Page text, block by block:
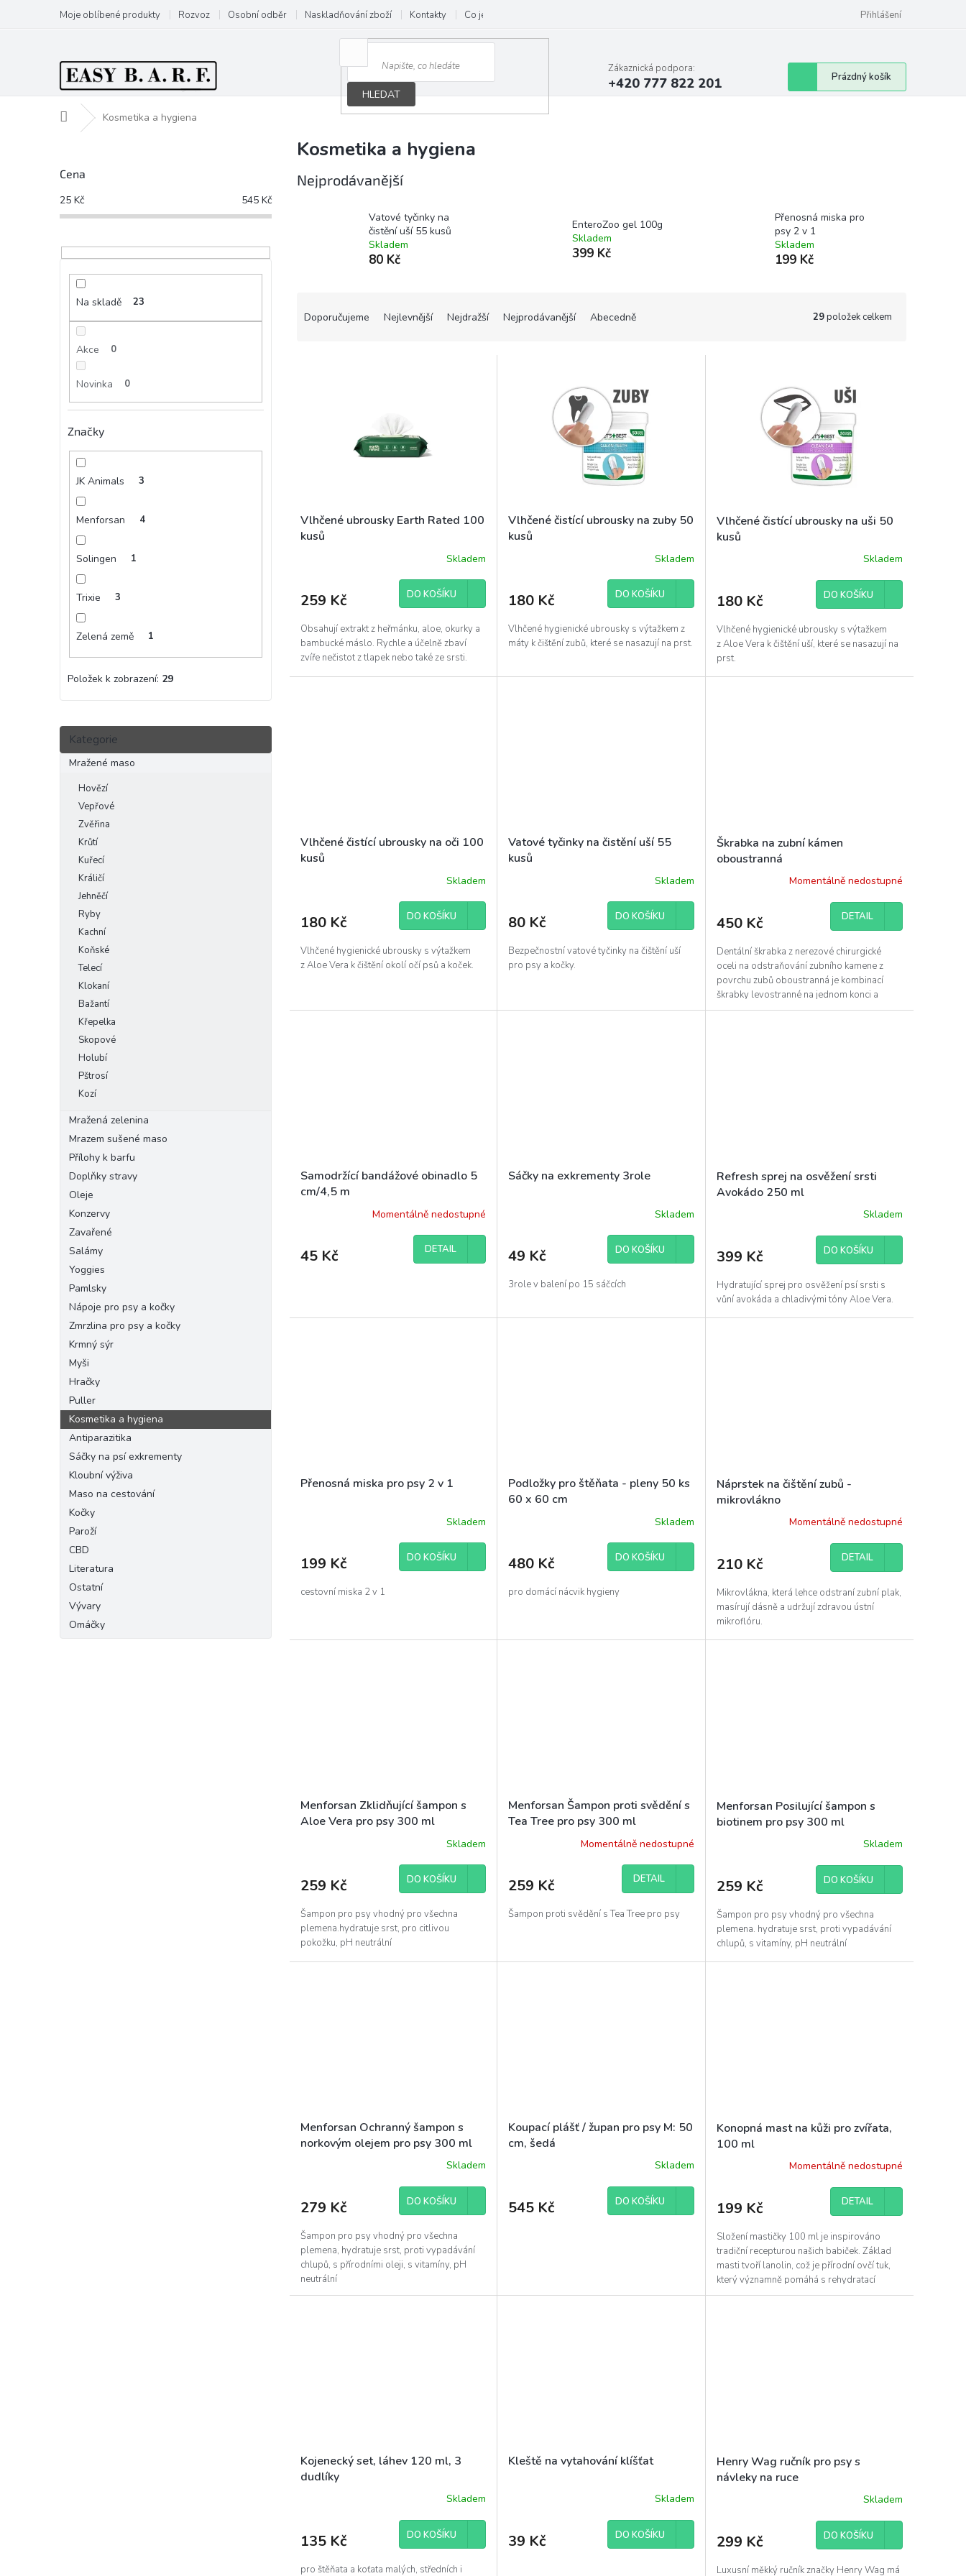
obsah
Moje oblíbené produkty Rozvoz Osobní odběr Naskladňování zboží Kontakty Co je B.A.R.F. Přihlášení
HLEDAT
Zákaznická podpora:
+420 777 822 201
Nákupní
košík
Prázdný košík
Domů Kosmetika a hygiena
s
t
r
n
Cena
25 Kč 545 Kč
Na skladě 23
Akce 0
Novinka 0
Značky
JK Animals 3
Menforsan 4
Solingen 1
Trixie 3
Zelená země 1
Položek k zobrazení: 29
Přeskočit
kategorie
Kategorie
Mražené maso
Hovězí
Vepřové
Zvěřina
Krůtí
Kuřecí
Králičí
Jehněčí
Ryby
Kachní
Koňské
Telecí
Klokaní
Bažantí
Křepelka
Skopové
Holubí
Pštrosí
Kozí
Mražená zelenina
Mrazem sušené maso
Přílohy k barfu
Doplňky stravy
Oleje
Konzervy
Zavařené
Salámy
Yoggies
Pamlsky
Nápoje pro psy a kočky
Zmrzlina pro psy a kočky
Krmný sýr
Myši
Hračky
Puller
Kosmetika a hygiena
Antiparazitika
Sáčky na psí exkrementy
Kloubní výživa
Maso na cestování
Kočky
Paroží
CBD
Literatura
Ostatní
Vývary
Omáčky
Kosmetika a hygiena
Nejprodávanější
Vatové tyčinky na
čistění uší 55 kusů
Skladem
80 Kč
EnteroZoo gel 100g
Skladem
399 Kč
Přenosná miska pro
psy 2 v 1
Skladem
199 Kč
Doporučujeme Nejlevnější Nejdražší Nejprodávanější Abecedně 29položek celkem
k
t
Vlhčené ubrousky Earth Rated 100
kusů
Skladem
259 Kč DO KOŠÍKU
Obsahují extrakt z heřmánku, aloe, okurky a
bambucké máslo. Rychle a účelně zbaví
zvíře nečistot z tlapek nebo také ze srsti.
Vlhčené čistící ubrousky na zuby 50
kusů
Skladem
180 Kč DO KOŠÍKU
Vlhčené hygienické ubrousky s výtažkem z
máty k čištění zubů, které se nasazují na prst.
Vlhčené čistící ubrousky na uši 50
kusů
Skladem
180 Kč DO KOŠÍKU
Vlhčené hygienické ubrousky s výtažkem
z Aloe Vera k čištění uší, které se nasazují na
prst.
Vlhčené čistící ubrousky na oči 100
kusů
Skladem
180 Kč DO KOŠÍKU
Vlhčené hygienické ubrousky s výtažkem
z Aloe Vera k čištění okolí očí psů a koček.
Vatové tyčinky na čistění uší 55
kusů
Skladem
80 Kč DO KOŠÍKU
Bezpečnostní vatové tyčinky na čištění uší
pro psy a kočky.
Škrabka na zubní kámen
oboustranná
Momentálně nedostupné
450 Kč DETAIL
Dentální škrabka z nerezové chirurgické
oceli na odstraňování zubního kamene z
povrchu zubů oboustranná je kombinací
škrabky levostranné na jednom konci a
škrabky pravostranné...
Samodržící bandážové obinadlo 5
cm/4,5 m
Momentálně nedostupné
45 Kč DETAIL
Sáčky na exkrementy 3role
Skladem
49 Kč DO KOŠÍKU
3role v balení po 15 sáčcích
Refresh sprej na osvěžení srsti
Avokádo 250 ml
Skladem
399 Kč DO KOŠÍKU
Hydratující sprej pro osvěžení psí srsti s
vůní avokáda a chladivými tóny Aloe Vera.
Přenosná miska pro psy 2 v 1
Skladem
199 Kč DO KOŠÍKU
cestovní miska 2 v 1
Podložky pro štěňata - pleny 50 ks
60 x 60 cm
Skladem
480 Kč DO KOŠÍKU
pro domácí nácvik hygieny
Náprstek na čištění zubů -
mikrovlákno
Momentálně nedostupné
210 Kč DETAIL
Mikrovlákna, která lehce odstraní zubní plak,
masírují dásně a udržují zdravou ústní
mikroflóru.
Menforsan Zklidňující šampon s
Aloe Vera pro psy 300 ml
Skladem
259 Kč DO KOŠÍKU
Šampon pro psy vhodný pro všechna
plemena.hydratuje srst, pro citlivou
pokožku, pH neutrální
Menforsan Šampon proti svědění s
Tea Tree pro psy 300 ml
Momentálně nedostupné
259 Kč DETAIL
Šampon proti svědění s Tea Tree pro psy
Menforsan Posilující šampon s
biotinem pro psy 300 ml
Skladem
259 Kč DO KOŠÍKU
Šampon pro psy vhodný pro všechna
plemena. hydratuje srst, proti vypadávání
chlupů, s vitamíny, pH neutrální
Menforsan Ochranný šampon s
norkovým olejem pro psy 300 ml
Skladem
279 Kč DO KOŠÍKU
Šampon pro psy vhodný pro všechna
plemena, hydratuje srst, proti vypadávání
chlupů, s přírodními oleji, s vitamíny, pH
neutrální
Koupací plášť / župan pro psy M: 50
cm, šedá
Skladem
545 Kč DO KOŠÍKU
Konopná mast na kůži pro zvířata,
100 ml
Momentálně nedostupné
199 Kč DETAIL
Složení mastičky 100 ml je inspirováno
tradiční recepturou našich babiček. Základ
masti tvoří lanolin, což je přírodní ovčí tuk,
který významně pomáhá s rehydratací
pokožky....
Kojenecký set, láhev 120 ml, 3
dudlíky
Skladem
135 Kč DO KOŠÍKU
pro štěňata a koťata malých, středních i
Kleště na vytahování klíšťat
Skladem
39 Kč DO KOŠÍKU
Henry Wag ručník pro psy s
návleky na ruce
Skladem
299 Kč DO KOŠÍKU
Luxusní měkký ručník značky Henry Wag má